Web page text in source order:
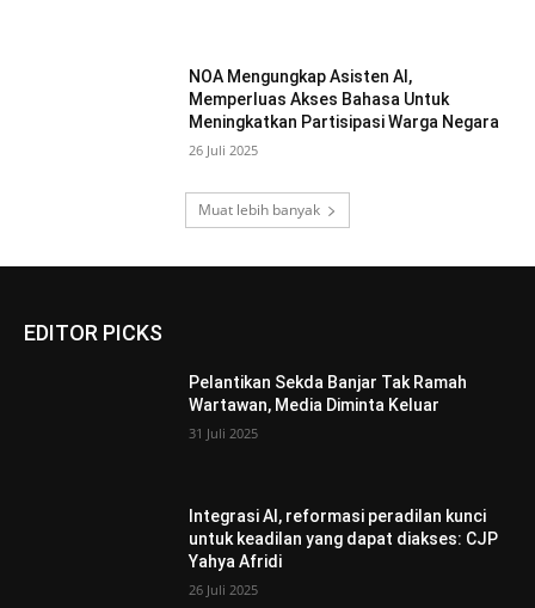
NOA Mengungkap Asisten AI,
Memperluas Akses Bahasa Untuk
Meningkatkan Partisipasi Warga Negara
26 Juli 2025
Muat lebih banyak
EDITOR PICKS
Pelantikan Sekda Banjar Tak Ramah
Wartawan, Media Diminta Keluar
31 Juli 2025
Integrasi AI, reformasi peradilan kunci
untuk keadilan yang dapat diakses: CJP
Yahya Afridi
26 Juli 2025